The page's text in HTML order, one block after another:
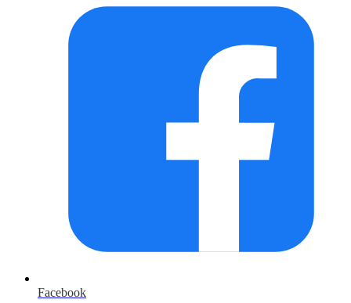
Facebook